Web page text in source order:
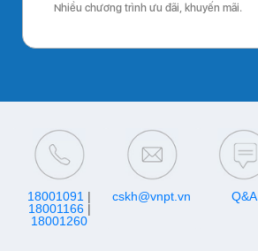
Nhiều chương trình ưu đãi, khuyến mãi.
18001091 |
18001166|
18001260
cskh@vnpt.vn Q&A